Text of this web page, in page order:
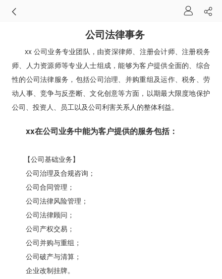
公司法律事务
xx 公司业务专业团队，由资深律师、注册会计师、注册税务
师、人力资源师等专业人士组成，能够为客户提供全面的、综合
性的公司法律服务，包括公司治理、并购重组及运作、税务、劳
动人事、竞争与反垄断、文化创意等方面，以期最大限度地保护
公司、投资人、员工以及公司利害关系人的整体利益。
xx在公司业务中能为客户提供的服务包括：
【公司基础业务】
公司治理及合规咨询；
公司合同管理；
公司法律风险管理；
公司法律顾问；
公司产权交易；
公司并购与重组；
公司破产与清算；
企业改制挂牌。